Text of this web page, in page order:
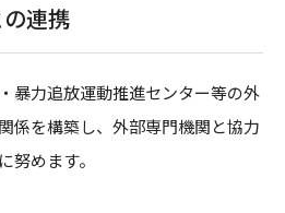
連携
暴力追放運動推進センター等の外
係を構築し、外部専門機関と協力
努めます。